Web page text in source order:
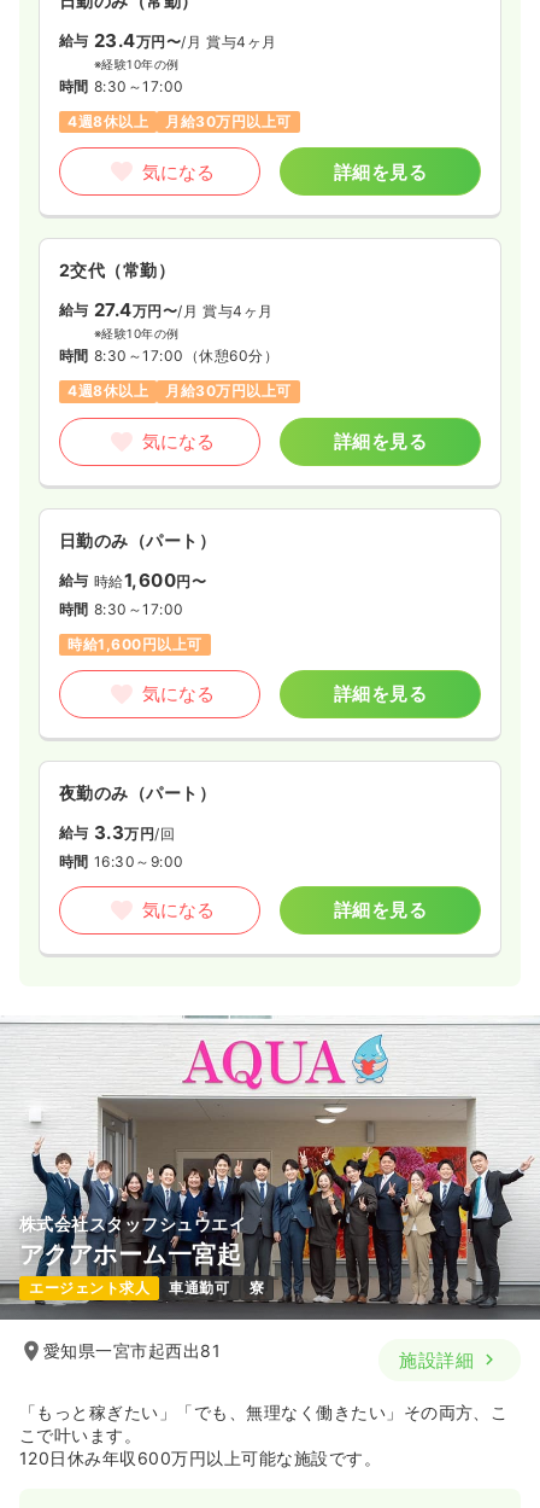
給与 23.4万円〜/月 賞与4ヶ月
※経験10年の例
時間 8:30～17:00
4週8休以上
月給30万円以上可
気になる 詳細を見る
2交代（常勤）
給与 27.4万円〜/月 賞与4ヶ月
※経験10年の例
時間 8:30～17:00 （休憩60分）
4週8休以上
月給30万円以上可
気になる 詳細を見る
日勤のみ（パート）
給与 時給1,600円〜
時間 8:30～17:00
時給1,600円以上可
気になる 詳細を見る
夜勤のみ（パート）
給与 3.3万円/回
時間 16:30～9:00
気になる 詳細を見る
株式会社スタッフシュウエイ
アクアホーム一宮起
エージェント求人 車通勤可 寮
愛知県一宮市起西出81 施設詳細
「もっと稼ぎたい」「でも、無理なく働きたい」その両方、こ
こで叶います。
120日休み年収600万円以上可能な施設です。